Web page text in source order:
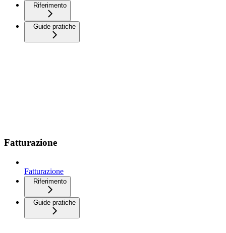
Riferimento
Guide pratiche
Fatturazione
Fatturazione
Riferimento
Guide pratiche